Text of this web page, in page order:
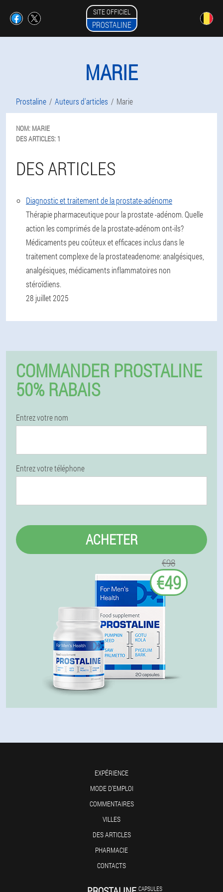
SITE OFFICIEL
PROSTALINE
MARIE
Prostaline Auteurs d'articles Marie
NOM: MARIE
DES ARTICLES: 1
DES ARTICLES
Diagnostic et traitement de la prostate-adénome
Thérapie pharmaceutique pour la prostate -adénom. Quelle
action les comprimés de la prostate-adénom ont-ils?
Médicaments peu coûteux et efficaces inclus dans le
traitement complexe de la prostateadenome: analgésiques,
analgésiques, médicaments inflammatoires non
stéroïdiens.
28 juillet 2025
COMMANDER PROSTALINE
50% RABAIS
Entrez votre nom
Entrez votre téléphone
ACHETER
€98
€49
EXPÉRIENCE
MODE D'EMPLOI
COMMENTAIRES
VILLES
DES ARTICLES
PHARMACIE
CONTACTS
CAPSULES